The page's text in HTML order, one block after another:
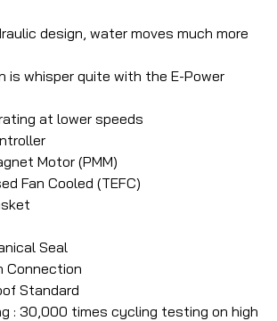
design, water moves much more
is whisper quite with the E-Power
at lower speeds
Motor (PMM)
Fan Cooled (TEFC)
Seal
Connection
Standard
: 30,000 times cycling testing on high